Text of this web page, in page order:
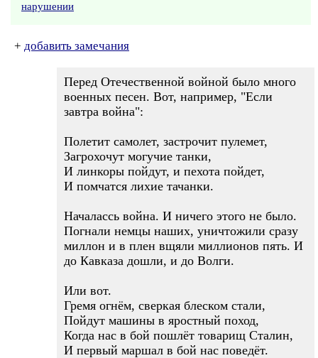
нарушении
+ добавить замечания
Перед Отечественной войной было много
военных песен. Вот, например, "Если
завтра война":
Полетит самолет, застрочит пулемет,
Загрохочут могучие танки,
И линкоры пойдут, и пехота пойдет,
И помчатся лихие тачанки.
Началассь война. И ничего этого не было.
Погнали немцы наших, уничтожили сразу
миллон и в плен вщяли миллионов пять. И
до Кавказа дошли, и до Волги.
Или вот.
Гремя огнём, сверкая блеском стали,
Пойдут машины в яростный поход,
Когда нас в бой пошлёт товарищ Сталин,
И первый маршал в бой нас поведёт.